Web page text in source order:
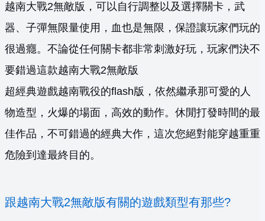
越南大戰2無敵版，可以自行調整以及選擇關卡，武
器、子彈無限量使用，血也是無限，保證讓玩家們玩的
很過癮。不論從任何關卡都非常刺激好玩，玩家們決不
要錯過這款越南大戰2無敵版
超經典遊戲越南戰役的flash版，依然繼承那可愛的人
物造型，火爆的場面，高效的動作。休閒打發時間的最
佳作品，不可錯過的經典大作，這次您絕對能穿越重重
危險到達最終目的。
跟越南大戰2無敵版有關的遊戲類型有那些?